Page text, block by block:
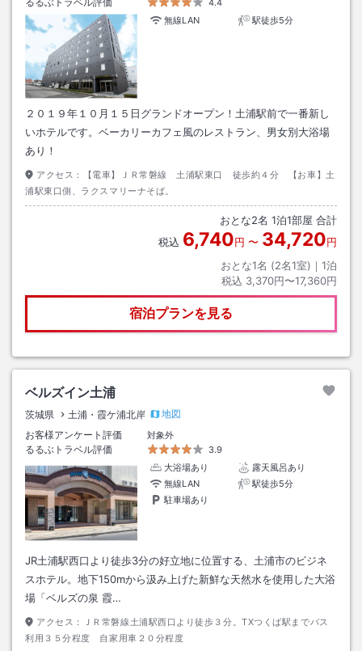
4.4
無線LAN
駅徒歩5分
２０１９年１０月１５日グランドオープン！土浦駅前で一番新し
いホテルです。ベーカリーカフェ風のレストラン、男女別大浴場
あり！
アクセス：
【電車】ＪＲ常磐線 土浦駅東口 徒歩約４分 【お車】土
浦駅東口側、ラクスマリーナそば。
おとな2名 1泊1部屋 合計
税込 6,740円 〜 34,720円
おとな1名 (2名1室)｜ 1泊
税込 3,370円〜17,360円
宿泊プランを見る
ベルズイン土浦
茨城県 土浦・霞ケ浦北岸
地図
お客様アンケート評価
対象外
るるぶトラベル評価
3.9
大浴場あり
露天風呂あり
無線LAN
駅徒歩5分
駐車場あり
JR土浦駅西口より徒歩3分の好立地に位置する、土浦市のビジネ
スホテル。地下150mから汲み上げた新鮮な天然水を使用した大浴
場「ベルズの泉 霞…
アクセス：
ＪＲ常磐線土浦駅西口より徒歩３分。TXつくば駅までバス
利用３５分程度 自家用車２０分程度